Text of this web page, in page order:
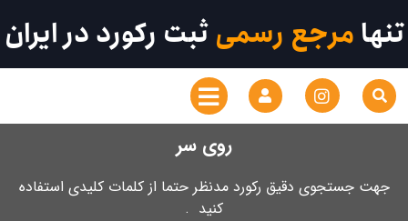
تنهامرجع رسمیثبت رکورد در ایران
روی سر
جهت جستجوی دقیق رکورد مدنظر حتما از کلمات کلیدی استفاده
کنید .